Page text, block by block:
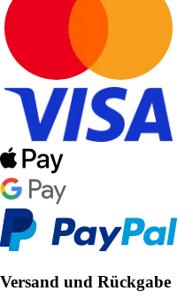
Versand und Rückgabe